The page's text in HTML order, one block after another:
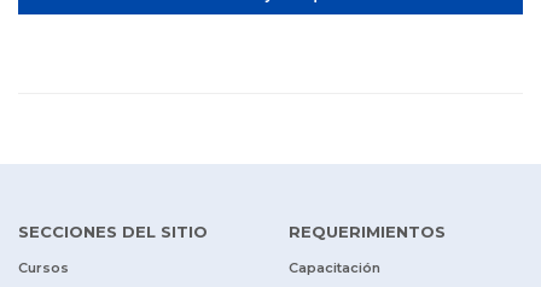
SECCIONES DEL SITIO
Cursos
REQUERIMIENTOS
Capacitación